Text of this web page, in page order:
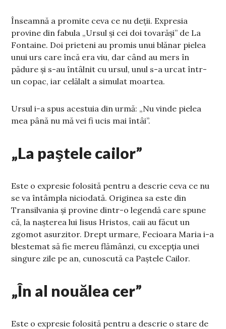
Înseamnă a promite ceva ce nu deții. Expresia
provine din fabula „Ursul şi cei doi tovarăşi” de La
Fontaine. Doi prieteni au promis unui blănar pielea
unui urs care încă era viu, dar când au mers în
pădure și s-au întâlnit cu ursul, unul s-a urcat într-
un copac, iar celălalt a simulat moartea.
Ursul i-a spus acestuia din urmă: „Nu vinde pielea
mea până nu mă vei fi ucis mai întâi”.
„La paştele cailor”
Este o expresie folosită pentru a descrie ceva ce nu
se va întâmpla niciodată. Originea sa este din
Transilvania și provine dintr-o legendă care spune
că, la nașterea lui Iisus Hristos, caii au făcut un
zgomot asurzitor. Drept urmare, Fecioara Maria i-a
blestemat să fie mereu flămânzi, cu excepția unei
singure zile pe an, cunoscută ca Paștele Cailor.
„În al nouălea cer”
Este o expresie folosită pentru a descrie o stare de